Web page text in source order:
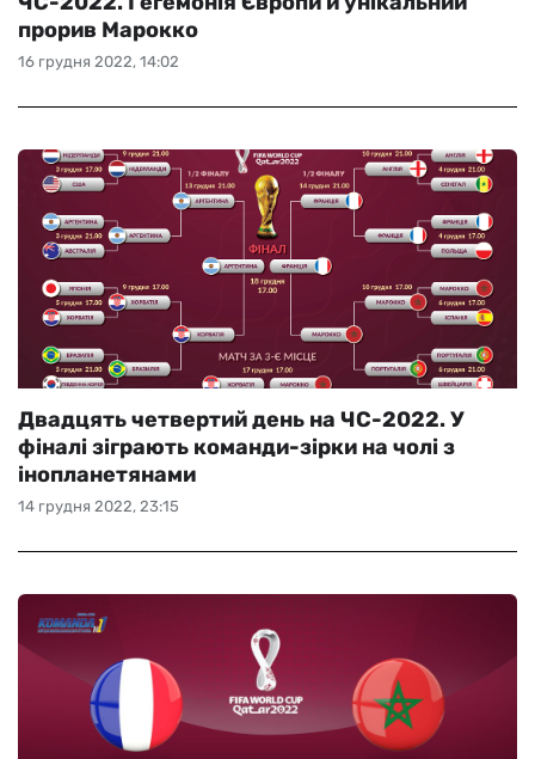
16 грудня 2022, 14:02
прорив Марокко
14 грудня 2022, 23:15
Двадцять четвертий день на ЧС-2022. У
фіналі зіграють команди-зірки на чолі з
інопланетянами